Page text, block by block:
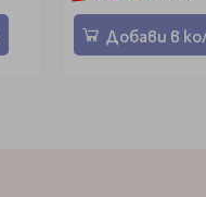
Добави в